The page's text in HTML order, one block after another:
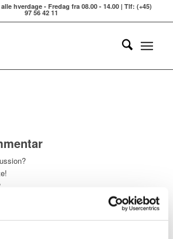
hverdage - Fredag fra 08.00 - 14.00 | Tlf: (+45)
97 56 42 11
blive publiceret.
Krævede felter er